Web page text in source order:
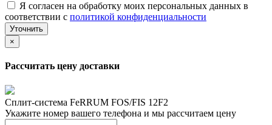
Я согласен на обработку моих персональных данных в
соответствии с политикой конфиденциальности
Уточнить
×
Рассчитать цену доставки
Сплит-система FeRRUM FOS/FIS 12F2
Укажите номер вашего телефона и мы рассчитаем цену